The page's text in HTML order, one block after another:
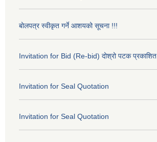
बोलपत्र स्वीकृत गर्ने आशयको सूचना !!!
Invitation for Bid (Re-bid) दोश्रो पटक प्रकाशित
Invitation for Seal Quotation
Invitation for Seal Quotation